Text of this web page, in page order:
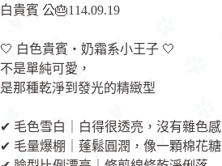
白貴賓 公🎂114.09.19
🤍 白色貴賓・奶霜系小王子 🤍
不是單純可愛，
是那種乾淨到發光的精緻型
✔ 毛色雪白｜白得很透亮，沒有雜色感
✔ 毛量爆棚｜蓬鬆圓潤，像一顆棉花糖